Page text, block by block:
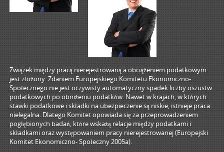
Związek między pracą nierejestrowaną a obciążeniem podatkowym
jest złożony. Zdaniem Europejskiego Komitetu Ekonomiczno-
Społecznego nie jest oczywisty automatyczny spadek liczby oszustw
podatkowych po obniżeniu podatków. Nawet w krajach, w których
stawki podatkowe i składki na ubezpieczenie są niskie, istnieje praca
nielegalna. Dlatego Komitet opowiada się za przeprowadzeniem
pogłębionych badań, które wskażą relacje między podatkami i
składkami oraz występowaniem pracy nierejestrowanej (Europejski
Komitet Ekonomiczno- Społeczny 2005a).